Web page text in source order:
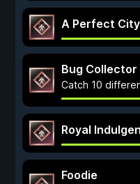
A Perfect
Bug Collector
Catch 10
Royal
Foodie